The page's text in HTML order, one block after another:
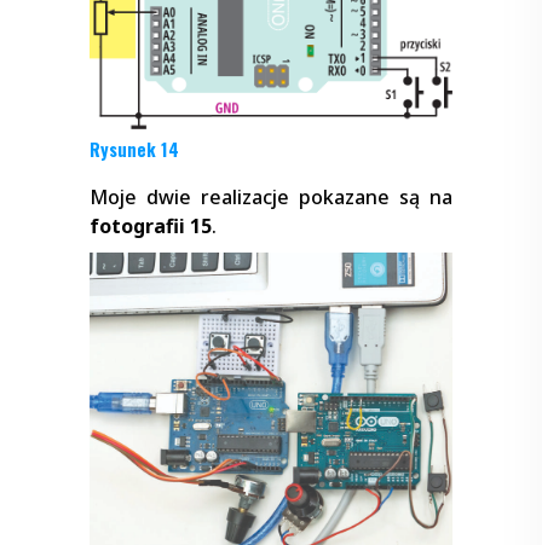
Rysunek 14
Moje dwie realizacje pokazane są na
fotografii 15.